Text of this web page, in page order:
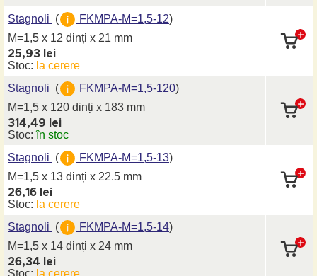
Stagnoli ( FKMPA-M=1,5-12)
M=1,5 x 12 dinți x 21 mm
25,93 lei
Stoc: la cerere
Stagnoli ( FKMPA-M=1,5-120)
M=1,5 x 120 dinți x 183 mm
314,49 lei
Stoc:în stoc
Stagnoli ( FKMPA-M=1,5-13)
M=1,5 x 13 dinți x 22.5 mm
26,16 lei
Stoc: la cerere
Stagnoli ( FKMPA-M=1,5-14)
M=1,5 x 14 dinți x 24 mm
26,34 lei
Stoc: la cerere